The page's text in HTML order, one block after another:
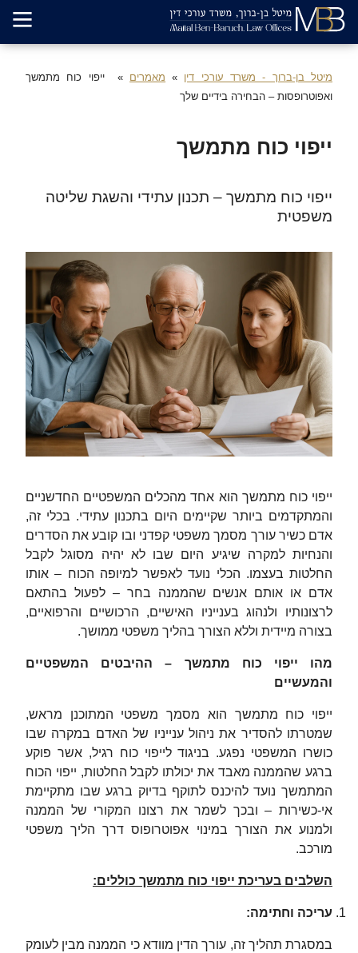
מיטל בן-ברוך - משרד עורכי דין מאמרים
ייפוי כוח מתמשך
ואפוטרופסות – הבחירה בידיים שלך
ייפוי כוח מתמשך
ייפוי כוח מתמשך – תכנון עתידי והשגת שליטה
משפטית
ייפוי כוח מתמשך הוא אחד מהכלים המשפטיים החדשניים
והמתקדמים ביותר שקיימים היום בתכנון עתידי. בכלי זה,
אדם כשיר עורך מסמך משפטי קפדני ובו קובע את הסדרים
והנחיות למקרה שיגיע היום שבו לא יהיה מסוגל לקבל
החלטות בעצמו. הכלי נועד לאפשר למיופה הכוח – אותו
אדם או אותם אנשים שהממנה בחר – לפעול בהתאם
לרצונותיו ולנהוג בענייניו האישיים, הרכושיים והרפואיים,
בצורה מיידית וללא הצורך בהליך משפטי ממושך.
מהו ייפוי כוח מתמשך – ההיבטים המשפטיים
והמעשיים
ייפוי כוח מתמשך הוא מסמך משפטי המתוכנן מראש,
שמטרתו להסדיר את ניהול ענייניו של האדם במקרה שבו
כושרו המשפטי נפגע. בניגוד לייפוי כוח רגיל, אשר פוקע
ברגע שהממנה מאבד את יכולתו לקבל החלטות, ייפוי הכוח
המתמשך נועד להיכנס לתוקף בדיוק ברגע שבו מתקיימת
אי-כשירות – ובכך לשמר את רצונו המקורי של הממנה
ולמנוע את הצורך במינוי אפוטרופוס דרך הליך משפטי
מורכב.
השלבים בעריכת ייפוי כוח מתמשך כוללים:
עריכה וחתימה:
במסגרת תהליך זה, עורך הדין מוודא כי הממנה מבין לעומק